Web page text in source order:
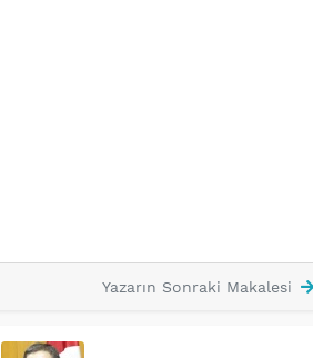
Yazarın Sonraki Makalesi